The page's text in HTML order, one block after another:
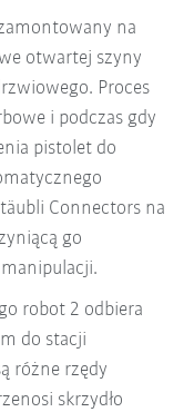
na
otwartej szyny
Proces
i podczas gdy
pistolet do
Connectors na
go
robot 2 odbiera
do stacji
różne rzędy
skrzydło